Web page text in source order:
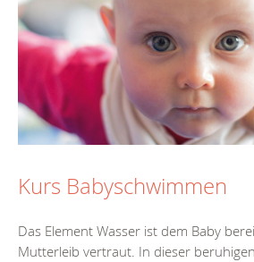
Kurs Babyschwimmen
Das Element Wasser ist dem Baby
Mutterleib vertraut. In dieser